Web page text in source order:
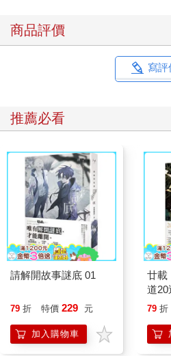
商品評價
寫評
推薦必看
請解開故事謎底 01
79 折 特價 229 元
加入購物車
廿載
道20
79 折